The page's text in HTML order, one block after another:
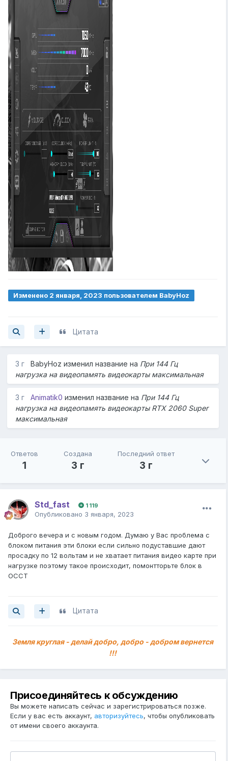
Изменено 2 января, 2023 пользователем BabyHoz
Цитата
3 г BabyHoz изменил название на При 144 Гц
нагрузка на видеопамять видеокарты максимальная
3 г Animatik0 изменил название на При 144 Гц
нагрузка на видеопамять видеокарты RTX 2060 Super
максимальная
Ответов
1
Создана
3 г
Последний ответ
3 г
Std_fast 1 119
Опубликовано 3 января, 2023
Доброго вечера и с новым годом. Думаю у Вас проблема с
блоком питания эти блоки если сильно подуставшие дают
просадку по 12 вольтам и не хватает питания видео карте при
нагрузке поэтому такое происходит, помонтторьте блок в
ОССТ
Цитата
Земля круглая - делай добро, добро - добром вернется
!!!
Присоединяйтесь к обсуждению
Вы можете написать сейчас и зарегистрироваться позже.
Если у вас есть аккаунт, авторизуйтесь, чтобы опубликовать
от имени своего аккаунта.